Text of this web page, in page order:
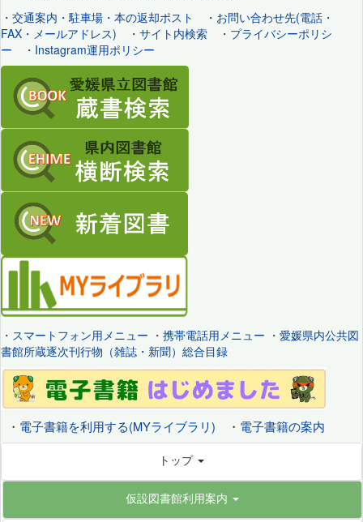
・ 交通案内・駐車場・本の返却ポスト ・ お問い合わせ先(電話・
FAX・メールアドレス) ・ サイト内検索 ・ プライバシーポリシ
ー ・ Instagram運用ポリシー
・ スマートフォン用メニュー ・ 携帯電話用メニュー ・ 愛媛県内公共図
書館所蔵逐次刊行物（雑誌・新聞）総合目録
・ 電子書籍を利用する(MYライブラリ) ・ 電子書籍の案内
トップ
仮設図書館利用案内